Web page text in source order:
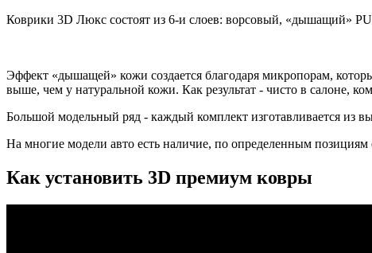
Коврики 3D Люкс состоят из 6-и слоев: ворсовый, «дышащий»
Эффект «дышащей» кожи создается благодаря микропорам,
выше, чем у натуральной кожи. Как результат - чисто в салоне,
Большой модельный ряд - каждый комплект изготавливается из
На многие модели авто есть наличие, по определенным позициям
Как установить 3D премиум ковры